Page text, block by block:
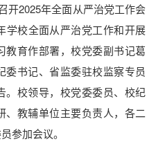
开2025年全面从严治党工作会
学校全面从严治党工作和开展
教育作部署，校党委副书记葛
书记、省监委驻校监察专员
。校领导，校党委委员、校纪
教辅单位主要负责人，各二
参加会议。